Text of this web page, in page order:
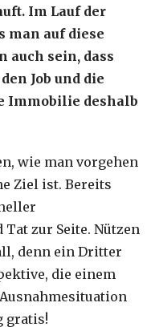
Im Lauf der
man auf diese
auch sein, dass
Job und die
Immobilie deshalb
wie man vorgehen
Ziel ist. Bereits
zur Seite. Nützen
denn ein Dritter
die einem
gratis!